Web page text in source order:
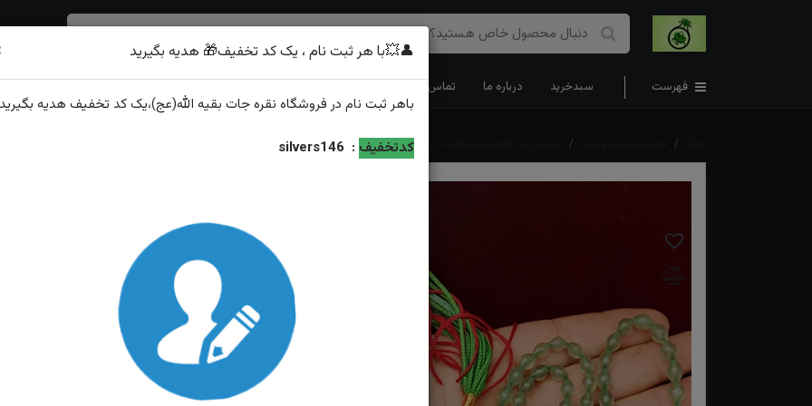
فهرست سبدخرید درباره ما تماس با ما
تسبیح ۱۰۱ دانه شاه مقصود زرد افغانی اصل خوش تراش
معروف به تاجری
ویژگی‌های محصول
تعداددانه: ۱۰۱(لطفا قبلش موجودی بگیرید)
سایز: متوسط (۵۰)سانت
👤💥با هر ثبت نام ، یک کد تخفیف🎁 هدیه بگیرید
باهر ثبت نام در فروشگاه نقره جات بقیه الله(عج)،یک کد تخفیف هدیه
کدتخفیف :
silvers146